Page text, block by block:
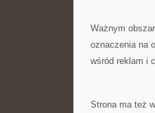
Ważnym
oznaczenia na
wśród reklam i
Strona ma też